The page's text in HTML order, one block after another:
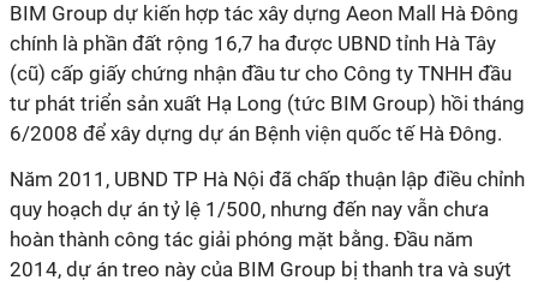
BIM Group dự kiến hợp tác xây dựng Aeon Mall Hà Đông
chính là phần đất rộng 16,7 ha được UBND tỉnh Hà Tây
(cũ) cấp giấy chứng nhận đầu tư cho Công ty TNHH đầu
tư phát triển sản xuất Hạ Long (tức BIM Group) hồi tháng
6/2008 để xây dựng dự án Bệnh viện quốc tế Hà Đông.
Năm 2011, UBND TP Hà Nội đã chấp thuận lập điều chỉnh
quy hoạch dự án tỷ lệ 1/500, nhưng đến nay vẫn chưa
hoàn thành công tác giải phóng mặt bằng. Đầu năm
2014, dự án treo này của BIM Group bị thanh tra và suýt